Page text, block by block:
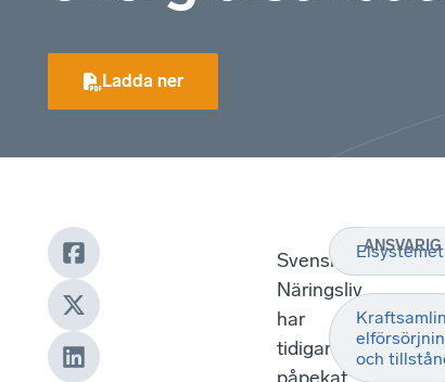
Ladda ner
Svenskt
Näringsliv
har
tidigare
Elsystemet
och